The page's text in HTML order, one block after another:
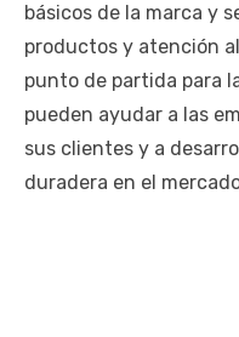
básicos de la marca y
productos y atención
punto de partida para
pueden ayudar a las
sus clientes y a
duradera en el